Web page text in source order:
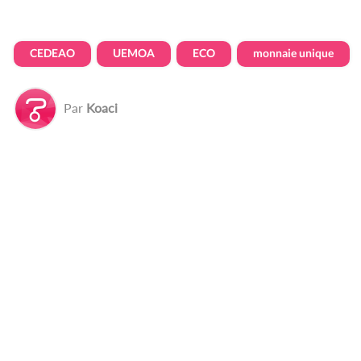
CEDEAO UEMOA ECO monnaie unique
Par Koaci